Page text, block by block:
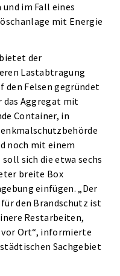
im Fall eines
mit Energie
der
Lastabtragung
den Felsen gegründet
das Aggregat mit
Container, in
noch mit einem
sich die etwa sechs
breite Box
einfügen. „Der
den Brandschutz ist
Restarbeiten,
Ort“, informierte
Sachgebiet